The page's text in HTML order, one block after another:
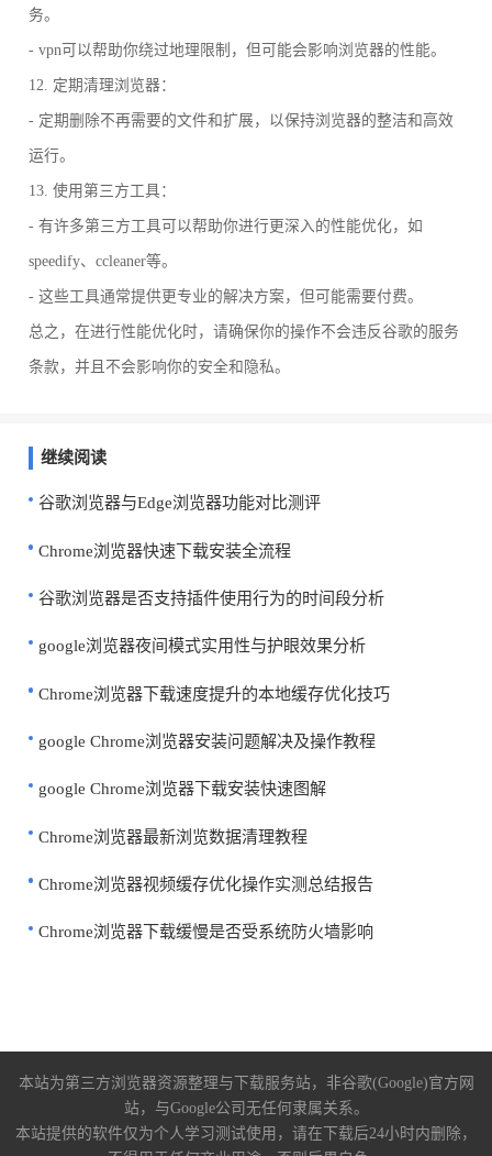
务。
- vpn可以帮助你绕过地理限制，但可能会影响浏览器的性能。
12. 定期清理浏览器：
- 定期删除不再需要的文件和扩展，以保持浏览器的整洁和高效
运行。
13. 使用第三方工具：
- 有许多第三方工具可以帮助你进行更深入的性能优化，如
speedify、ccleaner等。
- 这些工具通常提供更专业的解决方案，但可能需要付费。
总之，在进行性能优化时，请确保你的操作不会违反谷歌的服务
条款，并且不会影响你的安全和隐私。
继续阅读
谷歌浏览器与Edge浏览器功能对比测评
Chrome浏览器快速下载安装全流程
谷歌浏览器是否支持插件使用行为的时间段分析
google浏览器夜间模式实用性与护眼效果分析
Chrome浏览器下载速度提升的本地缓存优化技巧
google Chrome浏览器安装问题解决及操作教程
google Chrome浏览器下载安装快速图解
Chrome浏览器最新浏览数据清理教程
Chrome浏览器视频缓存优化操作实测总结报告
Chrome浏览器下载缓慢是否受系统防火墙影响
本站为第三方浏览器资源整理与下载服务站，非谷歌(Google)官方网
站，与Google公司无任何隶属关系。
本站提供的软件仅为个人学习测试使用，请在下载后24小时内删除，